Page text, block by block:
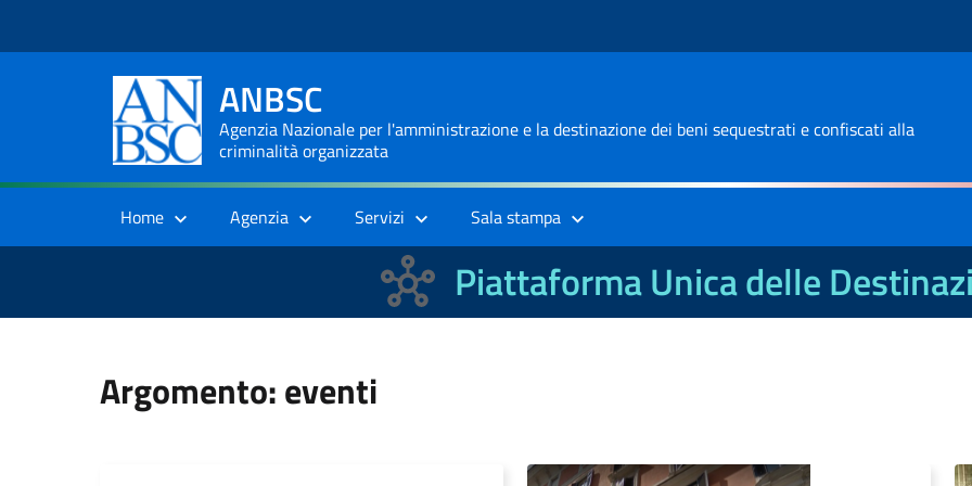
ANBSC
Agenzia Nazionale per l'amministrazione e la destinazione dei beni sequestrati e confiscati alla
criminalità organizzata
Home Agenzia Servizi Sala stampa
Piattaforma Unica delle
Argomento: eventi